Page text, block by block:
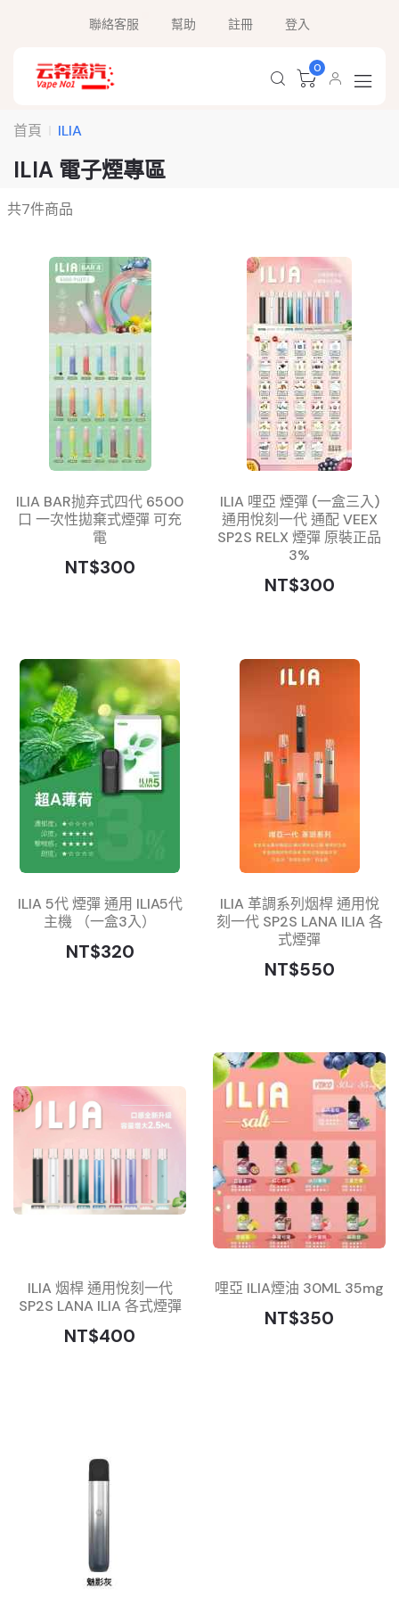
聯絡客服 幫助 註冊 登入
0
首頁 ILIA
ILIA 電子煙專區
共7件商品
ILIA BAR抛弃式四代 6500
口 一次性拋棄式煙彈 可充
電
NT$300
ILIA 哩亞 煙彈 (一盒三入)
通用悅刻一代 通配 VEEX
SP2S RELX 煙彈 原裝正品
3%
NT$300
ILIA 5代 煙彈 通用 ILIA5代
主機 （一盒3入）
NT$320
ILIA 革調系列烟桿 通用悅
刻一代 SP2S LANA ILIA 各
式煙彈
NT$550
ILIA 烟桿 通用悅刻一代
SP2S LANA ILIA 各式煙彈
NT$400
哩亞 ILIA煙油 30ML 35mg
NT$350